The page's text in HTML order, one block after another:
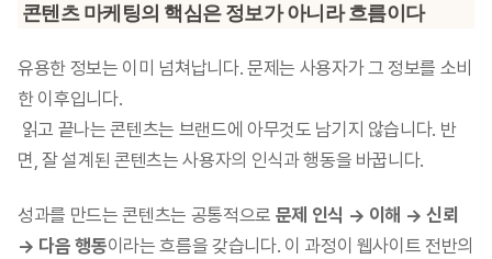
콘텐츠 마케팅의 핵심은 정보가 아니라 흐름이다
유용한 정보는 이미 넘쳐납니다. 문제는 사용자가 그 정보를 소비
한 이후입니다.
면, 잘 설계된 콘텐츠는 사용자의 인식과 행동을 바꿉니다.
성과를 만드는 콘텐츠는 공통적으로 문제 인식 → 이해 → 신뢰
→ 다음 행동이라는 흐름을 갖습니다. 이 과정이 웹사이트 전반의